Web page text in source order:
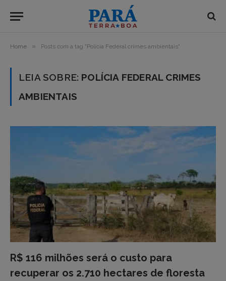
Home » Posts com a tag "Polícia Federal crimes ambientais"
LEIA SOBRE: POLÍCIA FEDERAL CRIMES
AMBIENTAIS
R$ 116 milhões será o custo para
recuperar os 2.710 hectares de floresta